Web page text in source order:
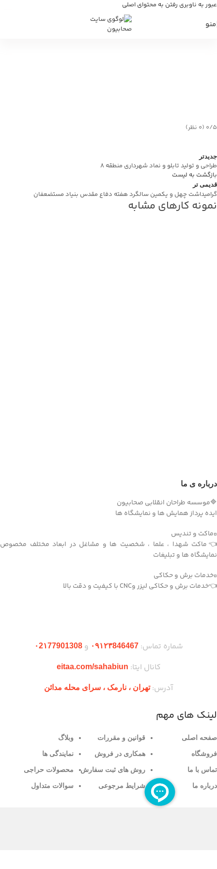
عبور به ناوبری رفتن به محتوای اصلی
منو
‫۰/۵ ‫(۰ نظر)
جدیدتر
طراحی و تولید تابلو و نماد شهرداری منطقه ۸
بازگشت به لیست
قدیمی تر
گرامیداشت چهل و یکمین سالگرد هفته دفاع مقدس بنیاد مستضعفان
نمونه کارهای مشابه
درباره ی ما
🔷موسسه طراحان انقلابی صحابیون
ایده پرداز همایش ها و نمایشگاه ها
▫️ماکت و تندیس
👈ماکت شهدا ، علما ، شخصیت ها و مشاغل در ابعاد مختلف مخصوص
نمایشگاه ها و تبلیغات
▫️خدمات برش و حکاکی
👈خدمات برش و حکاکی لیزر وCNC با کیفیت و دقت بالا
شماره تماس:۰۹۱۲۳846467 و۰2۱77901308
کانال ایتا: eitaa.com/sahabiun
آدرس:تهران ،‌ نارمک ، سرای محله مدائن
لینک های مهم
صفحه اصلی
فروشگاه
تماس با ما
درباره ما
قوانین و مقررات
همکاری در فروش
روش های ثبت سفارش
شرایط مرجوعی
وبلاگ
نمایندگی ها
محصولات حراجی
سوالات متداول